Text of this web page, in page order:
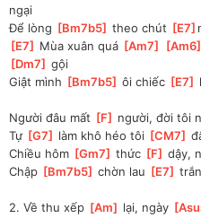
ngại
Để lòng [Bm7b5 ] theo chút [E7 ]
[E7 Mùa xuân quá [Am7 [Am6
Dm7
] gội
Giật mình [Bm7b5 ] ôi chiếc [E7
Người đâu mất [F người, đời tôi
Tự [G7 làm khô héo tôi [CM7 ]
Chiều hôm [Gm7 ] thức [F ] dậy,
Chập [Bm7b5 ] chờn lau [E7 ]
2. Về thu xếp [Am lại, ngày [